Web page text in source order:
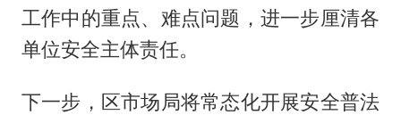
工作中的重点、难点问题，进一步厘清各
单位安全主体责任。
下一步，区市场局将常态化开展安全普法